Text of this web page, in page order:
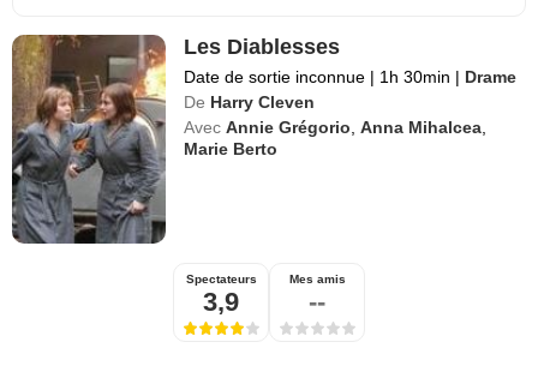
Les Diablesses
Date de sortie inconnue | 1h 30min | Drame
De Harry Cleven
Avec Annie Grégorio ,Anna Mihalcea
Marie Berto
Spectateurs
3,9
Mes amis
--